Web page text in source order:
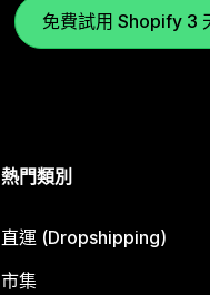
免費試用 Shopify 3
熱門類別
直運 (Dropshipping)
市集